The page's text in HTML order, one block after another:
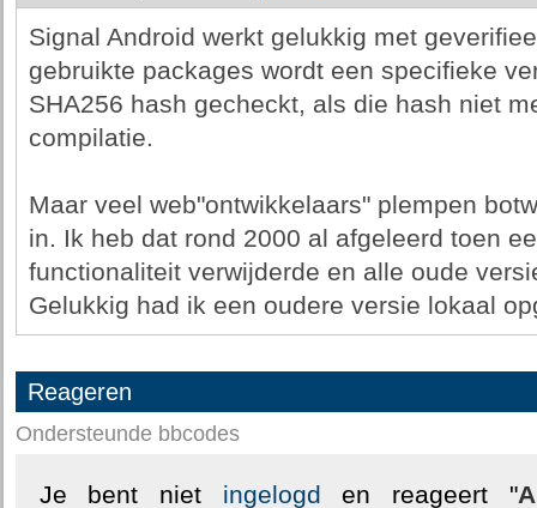
Signal Android werkt gelukkig met
gebruikte packages wordt een specifieke
SHA256 hash gecheckt, als die hash niet
compilatie.
Maar veel web"ontwikkelaars" plempen
in. Ik heb dat rond 2000 al afgeleerd toen
functionaliteit verwijderde en alle oude
Gelukkig had ik een oudere versie lokaal
Reageren
Ondersteunde bbcodes
Je bent niet ingelogd en reageert "